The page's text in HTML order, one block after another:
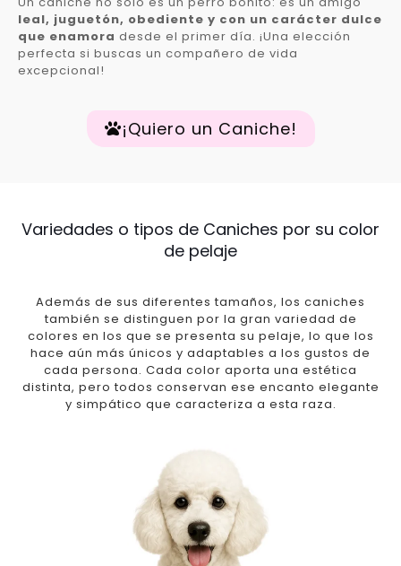
leal, juguetón, obediente y con un carácter dulce
que enamora desde el primer día. ¡Una elección
perfecta si buscas un compañero de vida
excepcional!
¡Quiero un Caniche!
Variedades o tipos de Caniches por su color
de pelaje
Además de sus diferentes tamaños, los caniches
también se distinguen por la gran variedad de
colores en los que se presenta su pelaje, lo que los
hace aún más únicos y adaptables a los gustos de
cada persona. Cada color aporta una estética
distinta, pero todos conservan ese encanto elegante
y simpático que caracteriza a esta raza.